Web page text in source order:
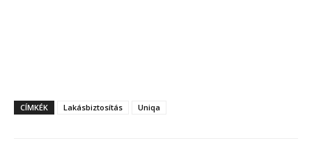
CÍMKÉK Lakásbiztosítás Uniqa